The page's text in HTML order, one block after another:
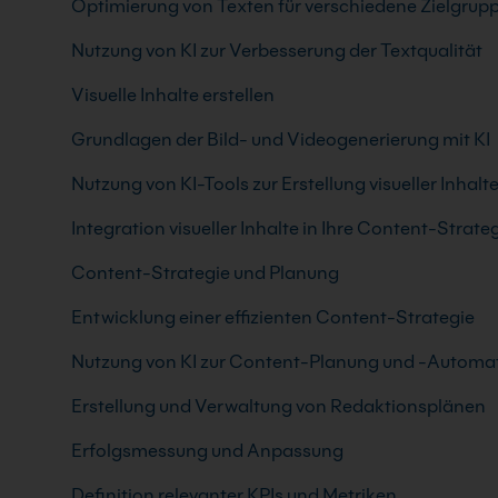
Optimierung von Texten für verschiedene
Nutzung von KI zur Verbesserung der Textqualität
Visuelle Inhalte erstellen
Grundlagen der Bild- und Videogenerierung mit KI
Nutzung von KI-Tools zur Erstellung visueller Inhalte
Integration visueller Inhalte in Ihre Content-
Content-Strategie und Planung
Entwicklung einer effizienten Content-Strategie
Nutzung von KI zur Content-Planung und -
Erstellung und Verwaltung von Redaktionsplänen
Erfolgsmessung und Anpassung